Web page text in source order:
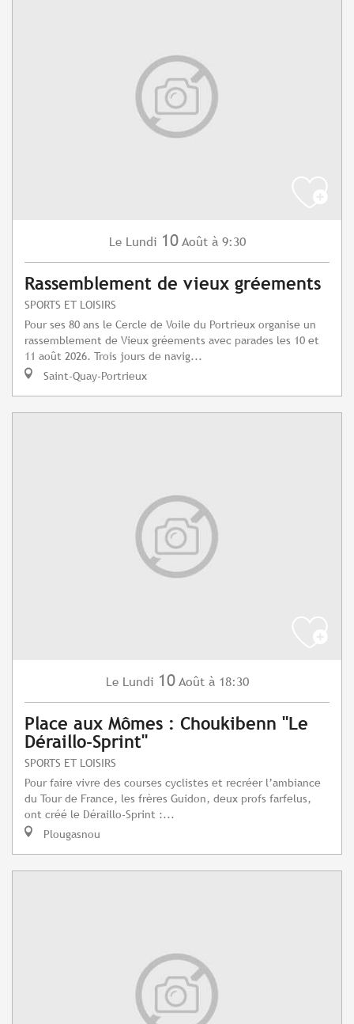
Le Lundi 10 Août à 9:30
Rassemblement de vieux gréements
SPORTS ET LOISIRS
Pour ses 80 ans le Cercle de Voile du Portrieux organise un
rassemblement de Vieux gréements avec parades les 10 et
11 août 2026. Trois jours de navig...
Saint-Quay-Portrieux
Le Lundi 10 Août à 18:30
Place aux Mômes : Choukibenn "Le
Déraillo-Sprint"
SPORTS ET LOISIRS
Pour faire vivre des courses cyclistes et recréer l’ambiance
du Tour de France, les frères Guidon, deux profs farfelus,
ont créé le Déraillo-Sprint :...
Plougasnou